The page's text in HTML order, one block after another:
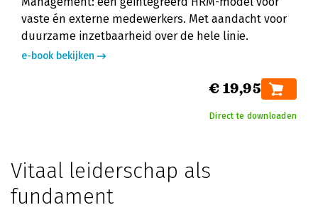
vaste én externe medewerkers. Met aandacht voor
duurzame inzetbaarheid over de hele linie.
e-book bekijken
€ 19,95
Direct te downloaden
Vitaal leiderschap als
fundament